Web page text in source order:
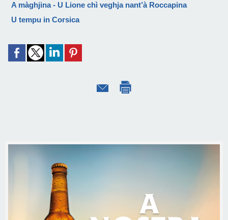
A màghjina - U Lione chì veghja nant’à Roccapina
U tempu in Corsica